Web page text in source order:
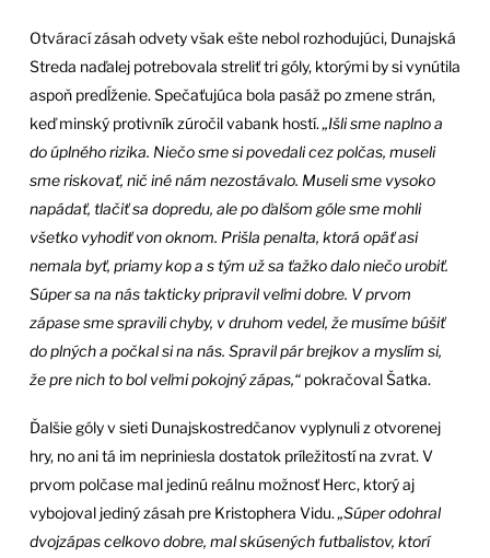
Otvárací zásah odvety však ešte nebol rozhodujúci, Dunajská
Streda naďalej potrebovala streliť tri góly, ktorými by si vynútila
aspoň predĺženie. Spečaťujúca bola pasáž po zmene strán,
keď minský protivník zúročil vabank hostí. „Išli sme naplno a
do úplného rizika. Niečo sme si povedali cez polčas, museli
sme riskovať, nič iné nám nezostávalo. Museli sme vysoko
napádať, tlačiť sa dopredu, ale po ďalšom góle sme mohli
všetko vyhodiť von oknom. Prišla penalta, ktorá opäť asi
nemala byť, priamy kop a s tým už sa ťažko dalo niečo urobiť.
Súper sa na nás takticky pripravil veľmi dobre. V prvom
zápase sme spravili chyby, v druhom vedel, že musíme búšiť
do plných a počkal si na nás. Spravil pár brejkov a myslím si,
že pre nich to bol veľmi pokojný zápas,“pokračoval Šatka.
Ďalšie góly v sieti Dunajskostredčanov vyplynuli z otvorenej
hry, no ani tá im nepriniesla dostatok príležitostí na zvrat. V
prvom polčase mal jedinú reálnu možnosť Herc, ktorý aj
vybojoval jediný zásah pre Kristophera Vidu. „Súper odohral
dvojzápas celkovo dobre, mal skúsených futbalistov, ktorí